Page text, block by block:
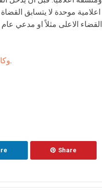
اعلامية موحدة لا يتسابق
القضاء الاعلى مثلاً او مدعي
.
Share